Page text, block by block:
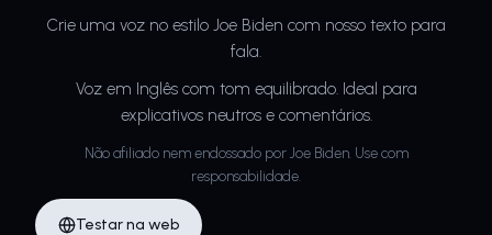
Crie uma voz no estilo Joe Biden com nosso texto para
fala.
Voz em Inglês com tom equilibrado. Ideal para
explicativos neutros e comentários.
Não afiliado nem endossado por Joe Biden. Use com
responsabilidade.
Testar na web